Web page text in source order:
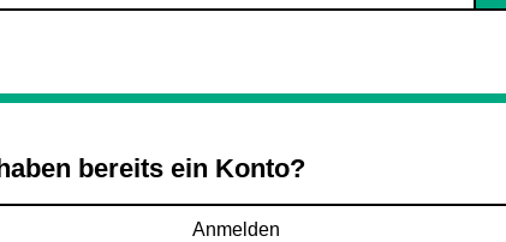
bereits ein Konto?
Anmelden